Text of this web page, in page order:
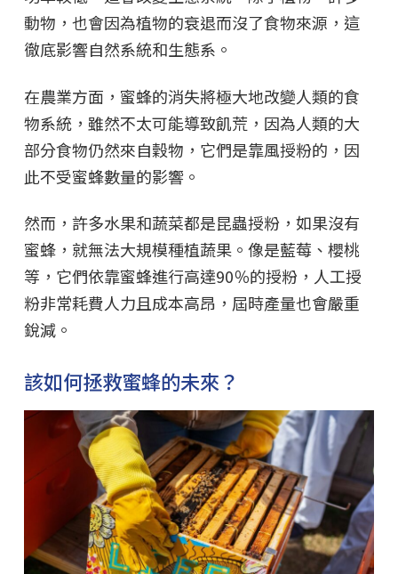
動物，也會因為植物的衰退而沒了食物來源，這
徹底影響自然系統和生態系。
在農業方面，蜜蜂的消失將極大地改變人類的食
物系統，雖然不太可能導致飢荒，因為人類的大
部分食物仍然來自穀物，它們是靠風授粉的，因
此不受蜜蜂數量的影響。
然而，許多水果和蔬菜都是昆蟲授粉，如果沒有
蜜蜂，就無法大規模種植蔬果。像是藍莓、櫻桃
等，它們依靠蜜蜂進行高達90％的授粉，人工授
粉非常耗費人力且成本高昂，屆時產量也會嚴重
銳減。
該如何拯救蜜蜂的未來？